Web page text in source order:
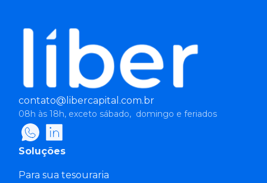
contato@libercapital.com.br
08h às 18h, exceto sábado, domingo e feriados
Soluções
Para sua tesouraria